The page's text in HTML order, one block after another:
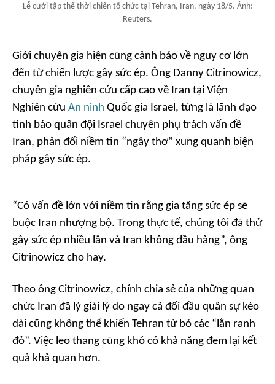
Lễ cưới tập thể thời chiến tổ chức tại Tehran, Iran, ngày 18/5. Ảnh:
Reuters.
Giới chuyên gia hiện cũng cảnh báo về nguy cơ lớn
đến từ chiến lược gây sức ép. Ông Danny Citrinowicz,
chuyên gia nghiên cứu cấp cao về Iran tại Viện
Nghiên cứu An ninh Quốc gia Israel, từng là lãnh đạo
tình báo quân đội Israel chuyên phụ trách vấn đề
Iran, phản đối niềm tin “ngây thơ” xung quanh biện
pháp gây sức ép.
“Có vấn đề lớn với niềm tin rằng gia tăng sức ép sẽ
buộc Iran nhượng bộ. Trong thực tế, chúng tôi đã thử
gây sức ép nhiều lần và Iran không đầu hàng”, ông
Citrinowicz cho hay.
Theo ông Citrinowicz, chính chia sẻ của những quan
chức Iran đã lý giải lý do ngay cả đối đầu quân sự kéo
dài cũng không thể khiến Tehran từ bỏ các “lằn ranh
đỏ”. Việc leo thang cũng khó có khả năng đem lại kết
quả khả quan hơn.